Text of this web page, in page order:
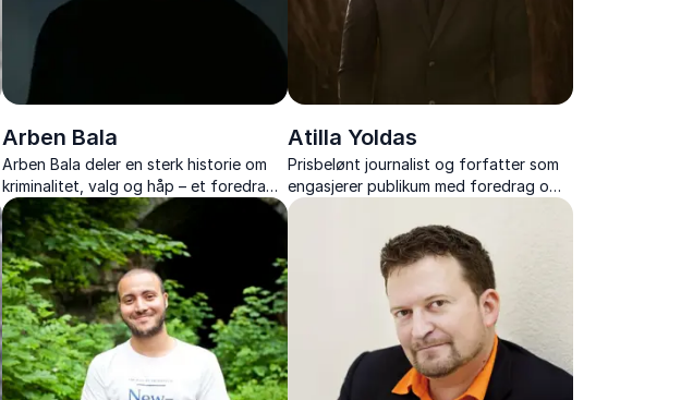
Arben Bala
Arben Bala deler en sterk historie om
kriminalitet, valg og håp – et foredrag
som treffer ungdom og voksne med
ærlighet og kraft.
Atilla Yoldas
Prisbelønt journalist og forfatter som
engasjerer publikum med foredrag om
likestilling, psykisk helse og et mer
inkluderende samfunn.